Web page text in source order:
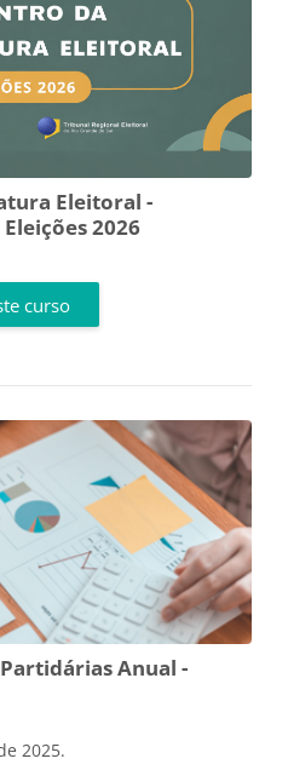
Eleitoral -
2026
curso
Anual -
2025.